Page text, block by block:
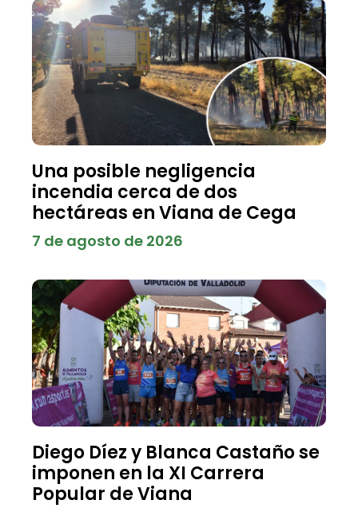
Una posible negligencia
incendia cerca de dos
hectáreas en Viana de Cega
7 de agosto de 2026
Diego Díez y Blanca Castaño se
imponen en la XI Carrera
Popular de Viana